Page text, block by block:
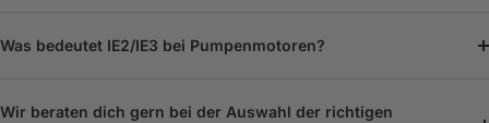
Was bedeutet IE2/IE3 bei Pumpenmotoren?
Wir beraten dich gern bei der Auswahl der richtigen